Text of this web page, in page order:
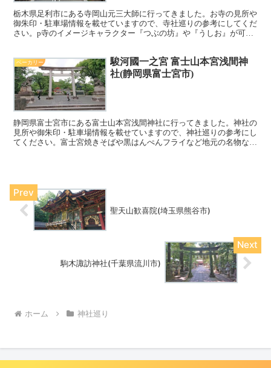
栃木県足利市にある寺岡山元三大師に行ってきました。お寺の見所や
御朱印・駐車場情報を載せていますので、寺社巡りの参考にしてくだ
さい。p寺のイメージキャラクター『つぶの坊』や『うしお』が可愛
ベーカリー
駿河國一之宮 富士山本宮浅間神
社(静岡県富士宮市)
静岡県富士宮市にある富士山本宮浅間神社に行ってきました。神社の
見所や御朱印・駐車場情報を載せていますので、神社巡りの参考にし
てください。富士宮焼きそばや黒はんぺんフライなど地元の名物など
聖天山歓喜院(埼玉県熊谷市)
駒木諏訪神社(千葉県流川市)
ホーム 神社巡り